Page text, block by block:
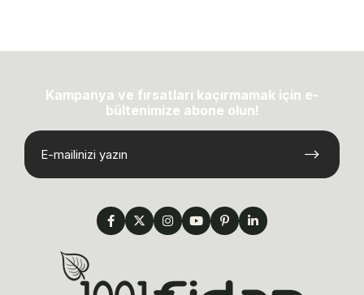
Kampanya ve fırsatları kaçırmamak için e-
bültenimize abone olun!